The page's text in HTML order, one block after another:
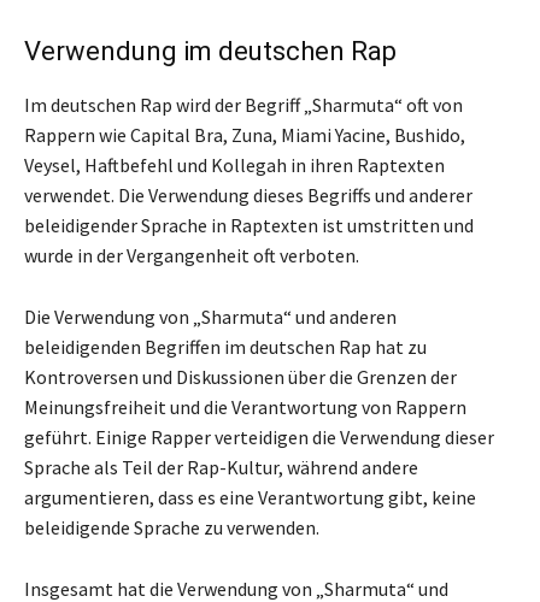
Verwendung im deutschen Rap
Im deutschen Rap wird der Begriff „Sharmuta“ oft von
Rappern wie Capital Bra, Zuna, Miami Yacine, Bushido,
Veysel, Haftbefehl und Kollegah in ihren Raptexten
verwendet. Die Verwendung dieses Begriffs und anderer
beleidigender Sprache in Raptexten ist umstritten und
wurde in der Vergangenheit oft verboten.
Die Verwendung von „Sharmuta“ und anderen
beleidigenden Begriffen im deutschen Rap hat zu
Kontroversen und Diskussionen über die Grenzen der
Meinungsfreiheit und die Verantwortung von Rappern
geführt. Einige Rapper verteidigen die Verwendung dieser
Sprache als Teil der Rap-Kultur, während andere
argumentieren, dass es eine Verantwortung gibt, keine
beleidigende Sprache zu verwenden.
Insgesamt hat die Verwendung von „Sharmuta“ und